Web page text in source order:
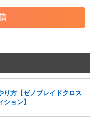
稿
稿
せんのでご注意くだ
及ぶ内容の書き込みがあ
り方【ゼノブレイドクロス
ョン】